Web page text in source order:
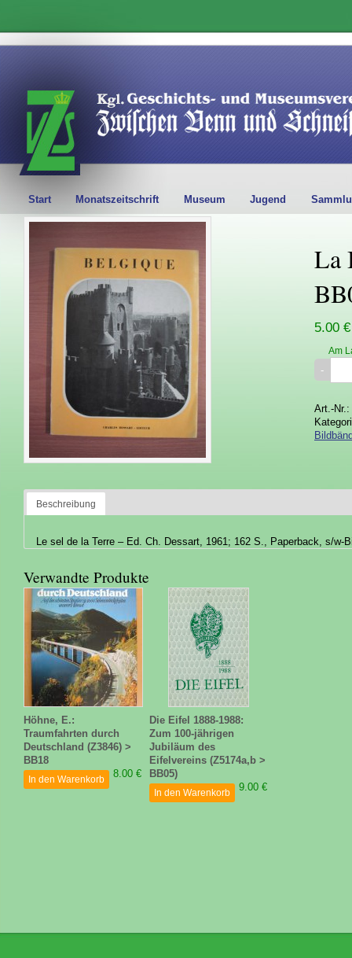
Start Monatszeitschrift Museum Jugend
La
5.00 €
Am
Art.-Nr.:
Beschreibung
Le sel de la Terre – Ed. Ch. Dessart, 1961; 162 S., Paperback, s/w-
Verwandte Produkte
Höhne, E.:
Traumfahrten durch
Deutschland (Z3846) >
BB18
8.00 €
In den Warenkorb
Die Eifel 1888-1988:
Zum 100-jährigen
Jubiläum des
Eifelvereins (Z5174a,b >
BB05)
9.00 €
In den Warenkorb